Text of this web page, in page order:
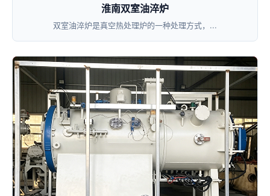
淮南双室油淬炉
双室油淬炉是真空热处理炉的一种处理方式，...